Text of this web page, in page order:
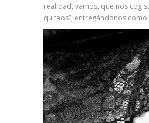
realidad, vamos, que nos
quitaos”, entregándonos